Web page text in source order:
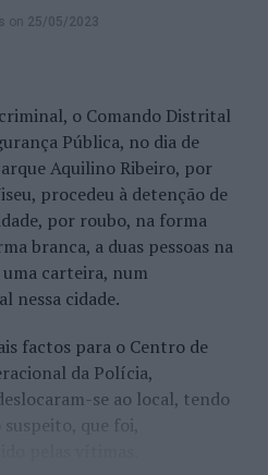
on 25/05/2023
o Comando Distrital
Pública, no dia de
Aquilino Ribeiro, por
procedeu à detenção de
por roubo, na forma
branca, a duas pessoas na
carteira, num
nessa cidade.
factos para o Centro de
da Polícia,
se ao local, tendo
que foi,